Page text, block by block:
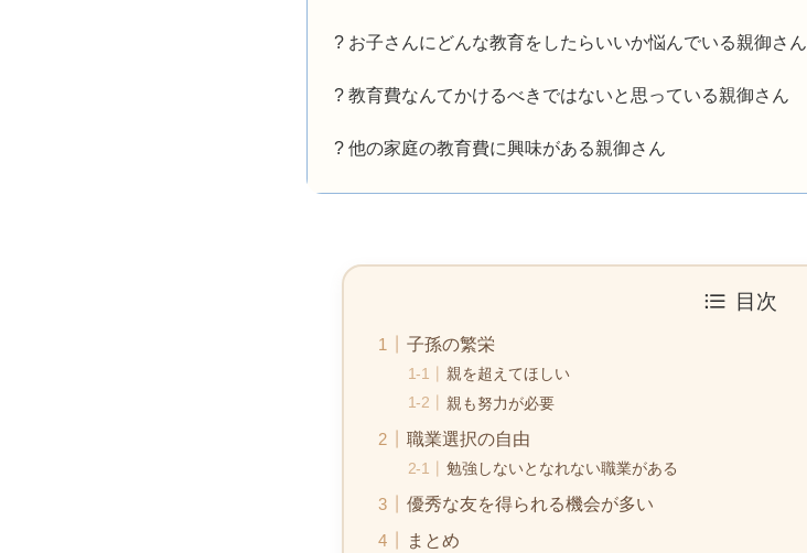
? お子さんにどんな教育をしたらいいか悩んでいる親御さん
? 教育費なんてかけるべきではないと思っている親御さん
? 他の家庭の教育費に興味がある親御さん
目次
子孫の繁栄
親を超えてほしい
親も努力が必要
職業選択の自由
勉強しないとなれない職業がある
優秀な友を得られる機会が多い
まとめ